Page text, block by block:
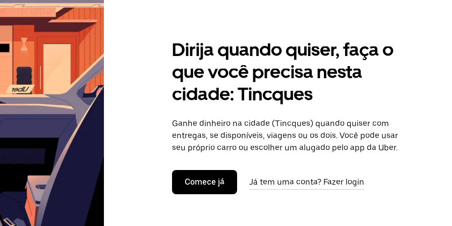
Dirija quando quiser, faça o
que você precisa nesta
cidade: Tincques
Ganhe dinheiro na cidade (Tincques) quando quiser com
entregas, se disponíveis, viagens ou os dois. Você pode usar
seu próprio carro ou escolher um alugado pelo app da Uber.
Comece já Já tem uma conta? Fazer login